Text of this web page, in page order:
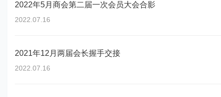
2022年5月商会第二届一次会员大会合影
2022.07.16
2021年12月两届会长握手交接
2022.07.16